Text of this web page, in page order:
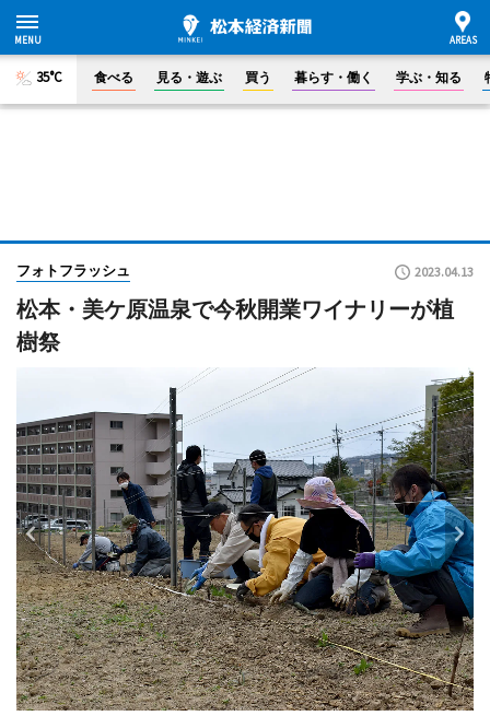
35°C 食べる 見る・遊ぶ 買う 暮らす・働く 学ぶ・知る
フォトフラッシュ 2023.04.13
松本・美ケ原温泉で今秋開業ワイナリーが植
樹祭